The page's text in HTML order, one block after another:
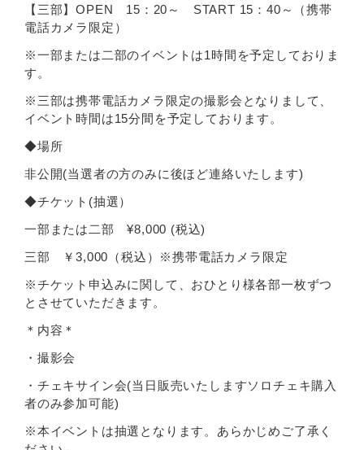
【三部】OPEN 15：20～ START 15：40～（携帯
電話カメラ限定）
※一部または二部のイベントは1時間を予定しておりま
す。
※三部は携帯電話カメラ限定の撮影会となりまして、
イベント時間は15分間を予定しております。
◆場所
非公開(当選者の方のみに後ほど連絡いたします)
◆チケット(抽選）
一部または二部 ¥8,000 (税込)
三部 ￥3,000（税込）※携帯電話カメラ限定
※チケット申込みに関して、おひとり様各部一枚ずつ
とさせていただきます。
＊内容＊
・撮影会
・チェキサイン会(当日販売いたしますソロチェキ購入
者のみ参加可能)
※本イベントは抽選となります。あらかじめご了承く